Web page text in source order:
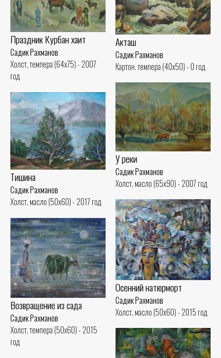
Акташ
Садик Рахманов
Картон. темпера (40x50) - 0 год
Праздник Курбан хаит
Садик Рахманов
Холст, темпера (64x75) - 2007
год
У реки
Садик Рахманов
Холст, масло (65x90) - 2007 год
Тишина
Садик Рахманов
Холст, масло (50x60) - 2017 год
Осенний натюрморт
Садик Рахманов
Холст, масло (50x60) - 2015 год
Возвращение из сада
Садик Рахманов
Холст, темпера (50x60) - 2015
год